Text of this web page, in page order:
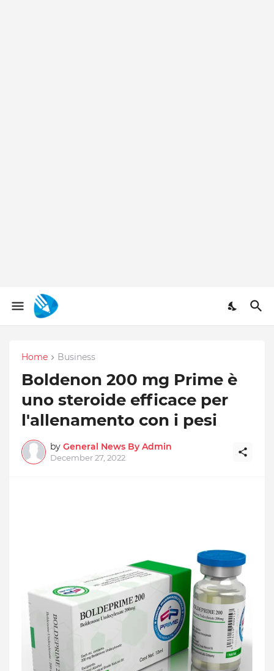
Home Business
Boldenon 200 mg Prime è
uno steroide efficace per
l'allenamento con i pesi
by General News By Admin
December 27, 2022